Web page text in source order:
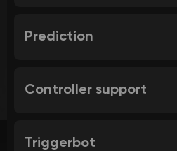
Prediction
Controller support
Triggerbot